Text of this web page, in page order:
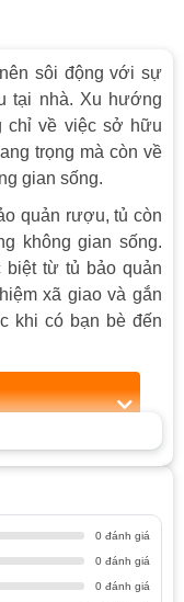
sôi động với sự
tại nhà. Xu hướng
chỉ về việc sở hữu
trọng mà còn về
gian sống.
quản rượu, tủ còn
không gian sống.
từ tủ bảo quản
xã giao và gắn
khi có bạn bè đến
vang
cao cấp
0 đánh giá
0 đánh giá
0 đánh giá